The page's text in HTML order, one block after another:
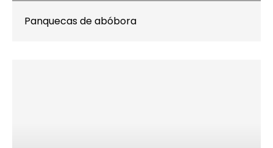
Panquecas de abóbora